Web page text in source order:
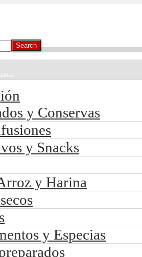
y Conservas
y Snacks
y Harina
y Especias